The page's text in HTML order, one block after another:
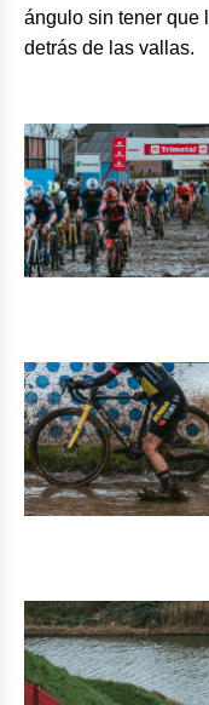
ángulo sin tener que
detrás de las vallas.